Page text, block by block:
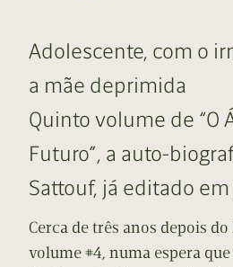
Adolescente, com o
a mãe deprimida
Quinto volume de “O
Futuro”, a auto-
Sattouf, já editado
Cerca de três anos depois
volume #4, numa espera